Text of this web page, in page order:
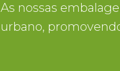
As nossas
urbano,